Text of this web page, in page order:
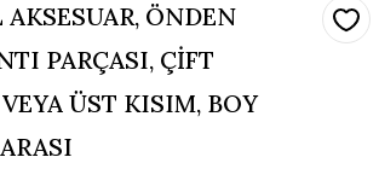
ÖNDEN
PARÇASI, ÇİFT
ÜST KISIM, BOY